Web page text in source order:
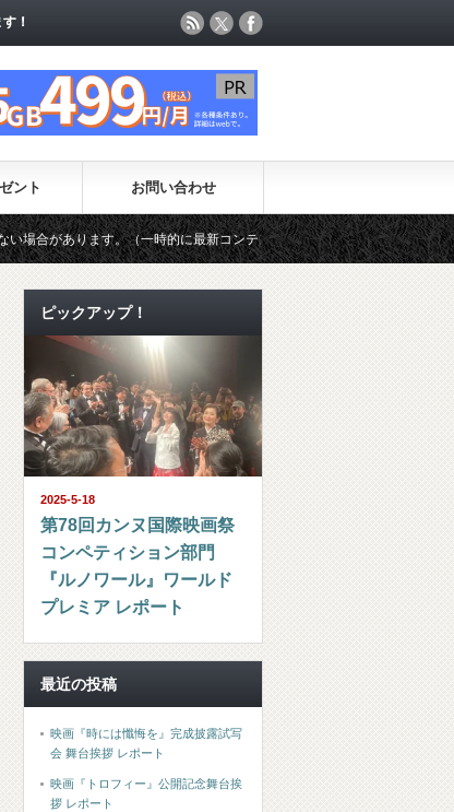
！
！
ント お問い合わせ
（一時的に最新コンテンツのページ更新が制限されています）
ピックアップ！
2025-5-18
第78回カンヌ国際映画祭
コンペティション部門
『ルノワール』ワールド
プレミア レポート
最近の投稿
映画『時には懺悔を』完成披露試写
会 舞台挨拶 レポート
映画『トロフィー』公開記念舞台挨
拶 レポート